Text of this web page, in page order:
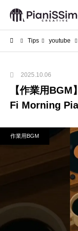
Tips youtube
2025.10.06
【作業用
Fi Morning
作業用BGM